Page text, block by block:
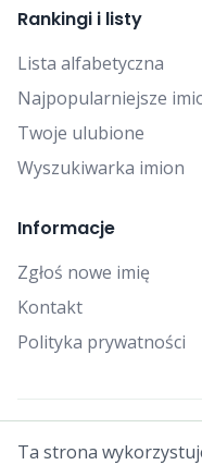
Rankingi i listy
Lista alfabetyczna
Najpopularniejsze
Twoje ulubione
Wyszukiwarka imion
Informacje
Zgłoś nowe imię
Kontakt
Polityka prywatności
© 2025 Falcon
Ta strona